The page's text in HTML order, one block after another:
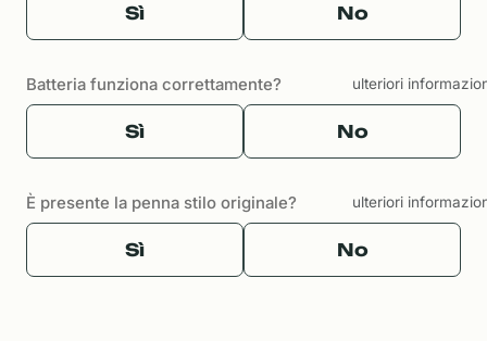
Sì No
Batteria funziona correttamente? ulteriori
Sì No
È presente la penna stilo originale? ulteriori
Sì No